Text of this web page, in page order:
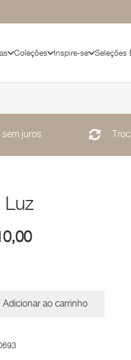
Coleções Inspire-se Seleções
sem juros
Luz
Adicionar ao carrinho